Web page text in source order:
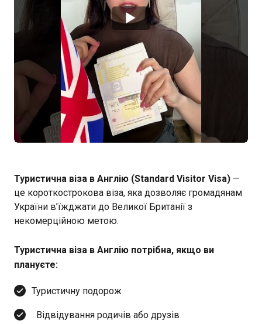
Туристична віза в Англію (Standard Visitor Visa) —
це короткострокова віза, яка дозволяє громадянам
України в’їжджати до Великої Британії з
некомерційною метою.
Туристична віза в Англію потрібна, якщо ви
плануєте:
Туристичну подорож
Відвідування родичів або друзів